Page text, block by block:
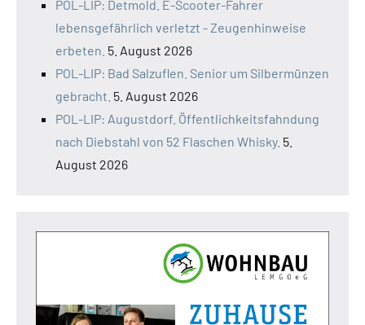
POL-LIP: Detmold. E-Scooter-Fahrer
lebensgefährlich verletzt - Zeugenhinweise
erbeten. 5. August 2026
POL-LIP: Bad Salzuflen. Senior um Silbermünzen
gebracht. 5. August 2026
POL-LIP: Augustdorf. Öffentlichkeitsfahndung
nach Diebstahl von 52 Flaschen Whisky. 5.
August 2026